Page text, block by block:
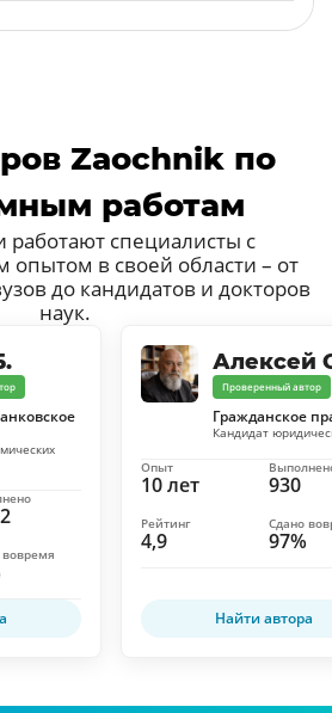
Zaochnik по
работам
работают специалисты с
в своей области – от
до кандидатов и докторов
наук.
Алексей
Проверенный автор
Гражданское
Кандидат
10 лет
Опыт
930
4,9
Рейтинг
97%
Сдано
Найти автора